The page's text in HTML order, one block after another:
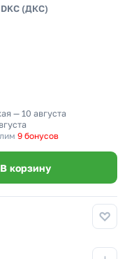
DKC (ДКС)
— 10 августа
9 бонусов
В корзину